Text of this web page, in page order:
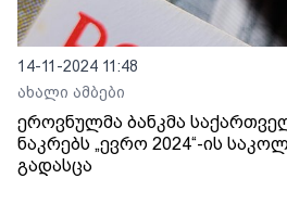
14-11-2024 11:48
ახალი ამბები
ეროვნულმა ბანკმა
ნაკრებს „ევრო 2024“-ის
გადასცა